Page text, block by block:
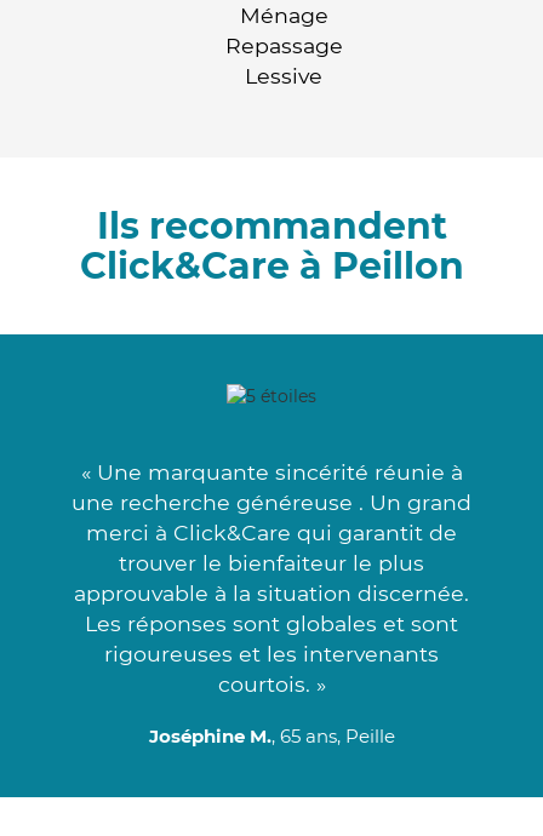
Ménage
Repassage
Lessive
Ils recommandent
Click&Care à Peillon
« Une marquante sincérité réunie à
une recherche généreuse . Un grand
merci à Click&Care qui garantit de
trouver le bienfaiteur le plus
approuvable à la situation discernée.
Les réponses sont globales et sont
rigoureuses et les intervenants
courtois. »
Joséphine M., 65 ans, Peille